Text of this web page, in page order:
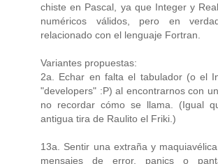
chiste en Pascal, ya que Integer y
numéricos válidos, pero en
relacionado con el lenguaje Fortran.
Variantes propuestas:
2a. Echar en falta el tabulador (o el
"developers" :P) al encontrarnos con
no recordar cómo se llama. (Igual
antigua tira de Raulito el Friki.)
13a. Sentir una extraña y
mensajes de error, panics o